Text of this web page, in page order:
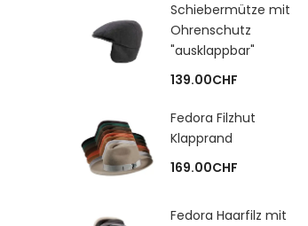
Schiebermütze mit
Ohrenschutz
"ausklappbar"
139.00CHF
Fedora Filzhut
Klapprand
169.00CHF
Fedora Haarfilz mit